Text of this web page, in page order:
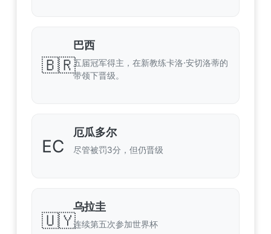
🇧🇷
巴西
五届冠军得主，在新教练卡洛·安切洛蒂的
带领下晋级。
EC
厄瓜多尔
尽管被罚3分，但仍晋级
🇺🇾
乌拉圭
连续第五次参加世界杯